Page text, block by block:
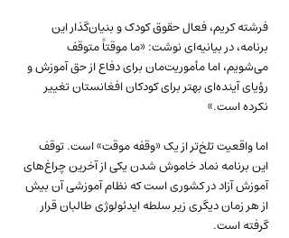
فرشته کریم، فعال حقوق کودک و بنیان‌گذار این
برنامه، در بیانیه‌ای نوشت: «ما موقتاً متوقف
می‌شویم، اما مأموریت‌مان برای دفاع از حق آموزش و
رؤیای آینده‌ای بهتر برای کودکان افغانستان تغییر
نکرده است.»
اما واقعیت تلخ‌تر از یک «وقفه موقت» است. توقف
این برنامه نماد خاموش شدن یکی از آخرین چراغ‌های
آموزش آزاد در کشوری است که نظام آموزشی آن بیش
از هر زمان دیگری زیر سلطه ایدئولوژی طالبان قرار
گرفته است.